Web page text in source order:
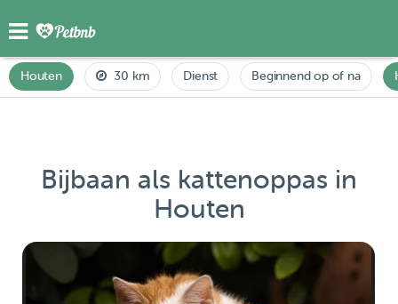
Houten 30 km Dienst Beginnend op of na
Bijbaan als kattenoppas in
Houten